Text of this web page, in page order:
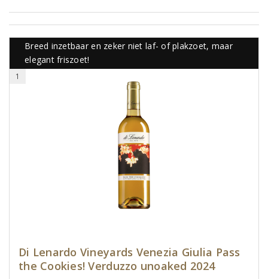
Breed inzetbaar en zeker niet laf- of plakzoet, maar
elegant friszoet!
1
Di Lenardo Vineyards Venezia Giulia Pass
the Cookies! Verduzzo unoaked 2024